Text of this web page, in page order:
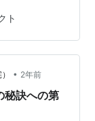
の件につい
た。 『リス
われるが、少
は、相手の
より持ち上
ト
• 2年前
秘訣への第